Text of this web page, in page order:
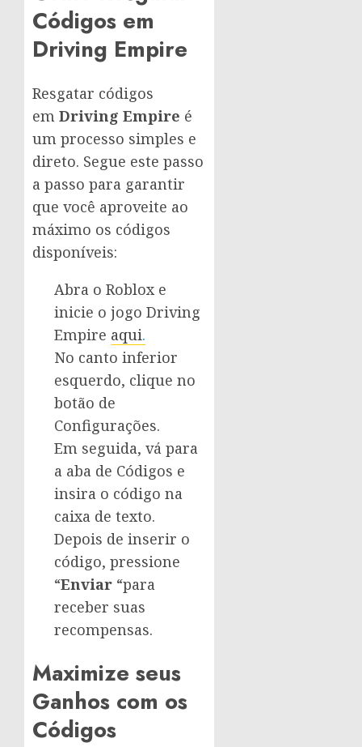
Códigos em
Driving Empire
Resgatar códigos
em Driving Empire é
um processo simples e
direto. Segue este passo
a passo para garantir
que você aproveite ao
máximo os códigos
disponíveis:
Abra o Roblox e
inicie o jogo Driving
Empire aqui.
No canto inferior
esquerdo, clique no
botão de
Configurações.
Em seguida, vá para
a aba de Códigos e
insira o código na
caixa de texto.
Depois de inserir o
código, pressione
“Enviar “para
receber suas
recompensas.
Maximize seus
Ganhos com os
Códigos